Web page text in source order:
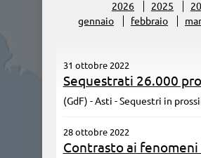
2026 2025
gennaio
febbraio
31 ottobre 2022
Sequestrati 26.000
(GdF) - Asti - Sequestri in
28 ottobre 2022
Contrasto ai